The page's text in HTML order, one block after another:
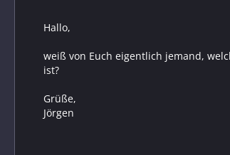
Hallo,
weiß von Euch eigentlich jemand,
ist?
Grüße,
Jörgen